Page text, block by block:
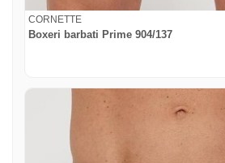
CORNETTE
Boxeri barbati Prime 904/137